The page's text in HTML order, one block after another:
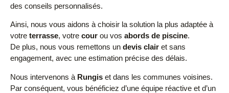
des conseils personnalisés.
Ainsi, nous vous aidons à choisir la solution la plus adaptée à
votre terrasse, votre cour ou vos abords de piscine.
De plus, nous vous remettons un devis clair et sans
engagement, avec une estimation précise des délais.
Nous intervenons à Rungis et dans les communes voisines.
Par conséquent, vous bénéficiez d’une équipe réactive et d’un